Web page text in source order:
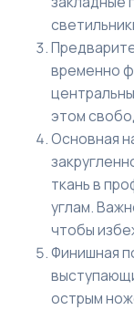
временно
этом
Основная
ткань в
углам.
чтобы
Финишная
острым